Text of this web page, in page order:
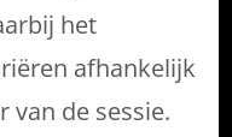
het
afhankelijk
van de sessie.